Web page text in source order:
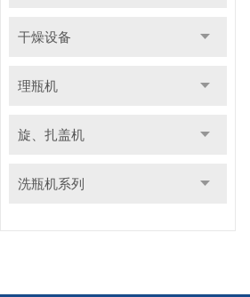
干燥设备
理瓶机
旋、扎盖机
洗瓶机系列